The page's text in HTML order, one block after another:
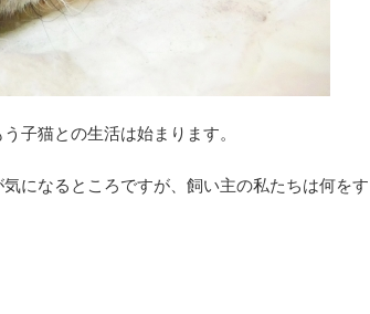
子猫との生活は始まります。
になるところですが、飼い主の私たちは何をす